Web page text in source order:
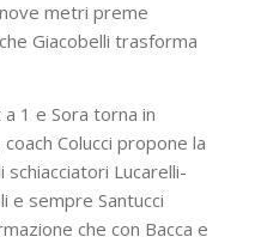
metri preme
Giacobelli trasforma
1 e Sora torna in
Colucci propone la
schiacciatori Lucarelli-
e sempre Santucci
che con Bacca e